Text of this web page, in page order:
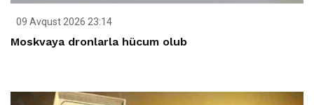
09 Avqust 2026 23:14
Moskvaya dronlarla hücum olub